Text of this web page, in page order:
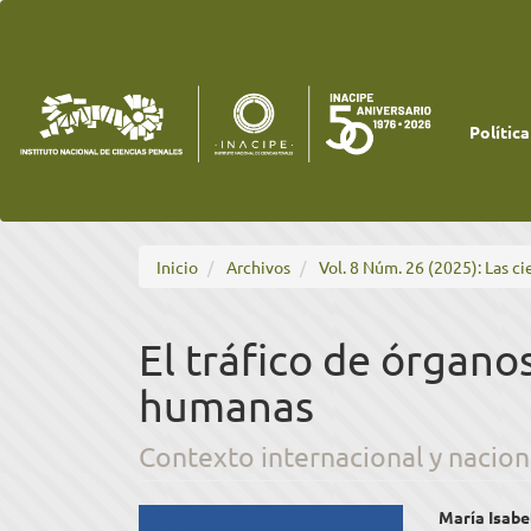
Barra
lateral
Inicio Archivos Vol. 8 Núm. 26 (2025): Las
El tráfico de
humanas
Contexto internacional y
María